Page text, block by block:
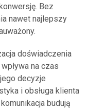
Bez
nawet najlepszy
doświadczenia
na czas
decyzje
i obsługa klienta
budują